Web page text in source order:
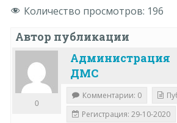
Количество просмотров: 196
Автор публикации
Администрация
ДМС
0
Комментарии: 0
Регистрация: 29-10-2020